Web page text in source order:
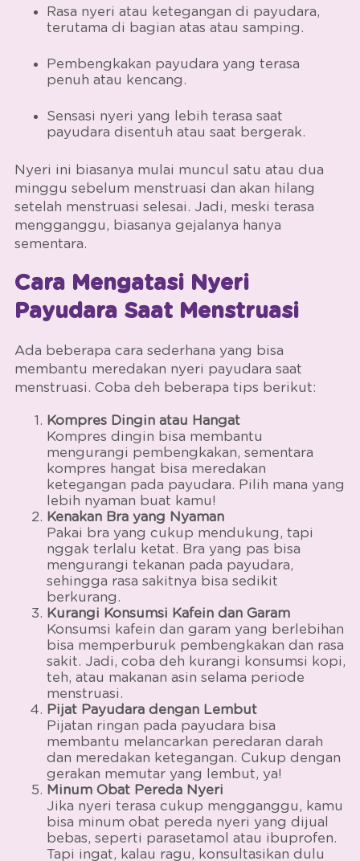
Rasa nyeri atau ketegangan di payudara,
terutama di bagian atas atau samping.
Pembengkakan payudara yang terasa
penuh atau kencang.
Sensasi nyeri yang lebih terasa saat
payudara disentuh atau saat bergerak.
Nyeri ini biasanya mulai muncul satu atau dua
minggu sebelum menstruasi dan akan hilang
setelah menstruasi selesai. Jadi, meski terasa
mengganggu, biasanya gejalanya hanya
sementara.
Cara Mengatasi Nyeri
Payudara Saat Menstruasi
Ada beberapa cara sederhana yang bisa
membantu meredakan nyeri payudara saat
menstruasi. Coba deh beberapa tips berikut:
Kompres Dingin atau Hangat
Kompres dingin bisa membantu
mengurangi pembengkakan, sementara
kompres hangat bisa meredakan
ketegangan pada payudara. Pilih mana yang
lebih nyaman buat kamu!
Kenakan Bra yang Nyaman
Pakai bra yang cukup mendukung, tapi
nggak terlalu ketat. Bra yang pas bisa
mengurangi tekanan pada payudara,
sehingga rasa sakitnya bisa sedikit
berkurang.
Kurangi Konsumsi Kafein dan Garam
Konsumsi kafein dan garam yang berlebihan
bisa memperburuk pembengkakan dan rasa
sakit. Jadi, coba deh kurangi konsumsi kopi,
teh, atau makanan asin selama periode
menstruasi.
Pijat Payudara dengan Lembut
Pijatan ringan pada payudara bisa
membantu melancarkan peredaran darah
dan meredakan ketegangan. Cukup dengan
gerakan memutar yang lembut, ya!
Minum Obat Pereda Nyeri
Jika nyeri terasa cukup mengganggu, kamu
bisa minum obat pereda nyeri yang dijual
bebas, seperti parasetamol atau ibuprofen.
Tapi ingat, kalau ragu, konsultasikan dulu